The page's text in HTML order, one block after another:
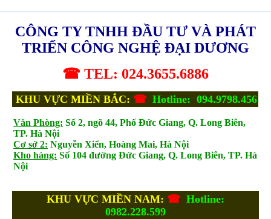
CÔNG TY TNHH ĐẦU TƯ VÀ PHÁT
TRIỂN CÔNG NGHỆ ĐẠI DƯƠNG
☎ TEL: 024.3655.6886
KHU VỰC MIỀN BẮC: ☎ Hotline: 094.9798.456
Văn Phòng: Số 2, ngõ 44, Phố Đức Giang, Q. Long Biên,
TP. Hà Nội
Cơ sở 2: Nguyễn Xiển, Hoàng Mai, Hà Nội
Kho hàng: Số 104 đường Đức Giang, Q. Long Biên, TP. Hà
Nội
KHU VỰC MIỀN NAM: ☎ Hotline:
0982.228.599